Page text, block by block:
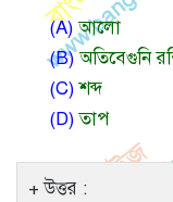
(A)আলো
(B)অতিবেগুনি
(C)শব্দ
(D)তাপ
উত্তর :